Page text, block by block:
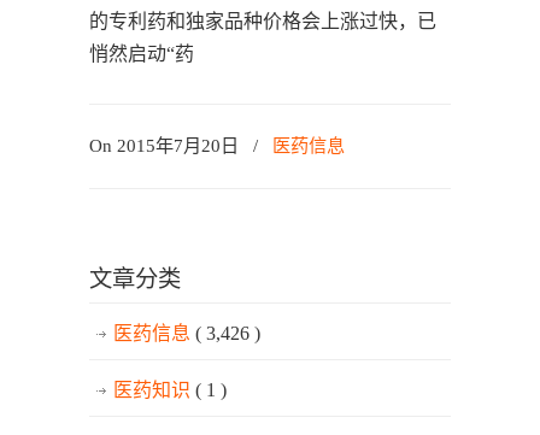
的专利药和独家品种价格会上涨过快，已
悄然启动“药
On 2015年7月20日 / 医药信息
文章分类
医药信息 ( 3,426 )
医药知识 ( 1 )